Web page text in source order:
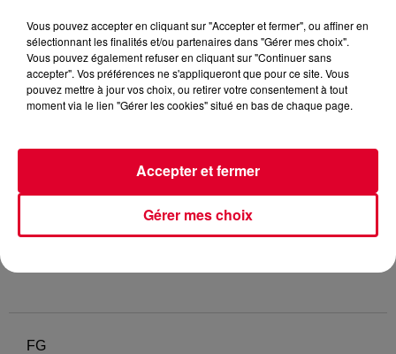
FG
Vous pouvez accepter en cliquant sur "Accepter et fermer", ou affiner en
sélectionnant les finalités et/ou partenaires dans "Gérer mes choix".
Vous pouvez également refuser en cliquant sur "Continuer sans
accepter". Vos préférences ne s'appliqueront que pour ce site. Vous
pouvez mettre à jour vos choix, ou retirer votre consentement à tout
moment via le lien "Gérer les cookies" situé en bas de chaque page.
Gérer mes choix
Accepter et fermer